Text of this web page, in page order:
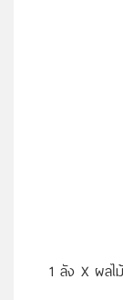
1 ลัง X ผลไ